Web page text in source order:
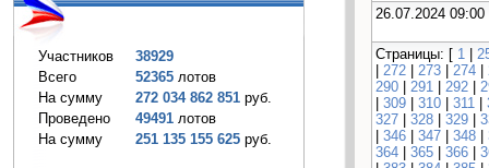
Участников
38929
Всего
52365 лотов
На сумму
272 034 862 851 руб.
Проведено
49491 лотов
На сумму
251 135 155 625 руб.
26.07.2024 09:00
Страницы: [ 1 |
| 272 | 273 | 274 |
290 | 291 | 292 |
| 309 | 310 | 311 |
327 | 328 | 329 |
| 346 | 347 | 348 |
364 | 365 | 366 |